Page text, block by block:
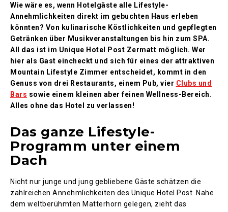
Wie wäre es, wenn Hotelgäste alle Lifestyle-
Annehmlichkeiten direkt im gebuchten Haus erleben
könnten? Von kulinarische Köstlichkeiten und gepflegten
Getränken über Musikveranstaltungen bis hin zum SPA.
All das ist im Unique Hotel Post Zermatt möglich. Wer
hier als Gast eincheckt und sich für eines der attraktiven
Mountain Lifestyle Zimmer entscheidet, kommt in den
Genuss von drei Restaurants, einem Pub, vier Clubs und
Bars sowie einem kleinen aber feinen Wellness-Bereich.
Alles ohne das Hotel zu verlassen!
Das ganze Lifestyle-
Programm unter einem
Dach
Nicht nur junge und jung gebliebene Gäste schätzen die
zahlreichen Annehmlichkeiten des Unique Hotel Post. Nahe
dem weltberühmten Matterhorn gelegen, zieht das